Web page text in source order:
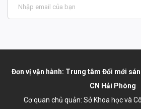
Đơn vị vận hành: Trung tâm Đổi mới
CN Hải Phòng
Cơ quan chủ quản: Sở Khoa học và